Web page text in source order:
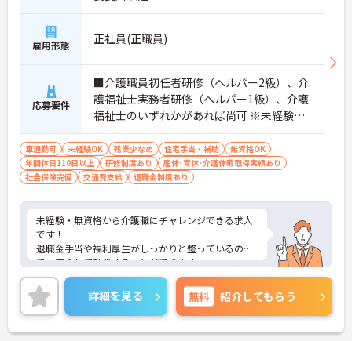
雇用形態 正社員(正職員)
応募要件
■介護職員初任者研修（ヘルパー2級）、介
護福祉士実務者研修（ヘルパー1級）、介護
福祉士のいずれかがあれば尚可 ※未経験、
無資格相談可
車通勤可 未経験OK 残業少なめ 住宅手当・補助
無資格OK
年間休日110日以上
研修制度あり
産休･育休･介護休暇取得実績あり
社会保険完備
交通費支給 退職金制度あり
未経験・無資格から介護職にチャレンジできる求人
です！
退職金手当や福利厚生がしっかりと整っているの
で、安心して就業することができます。
また賞与5.0か月分支給実績あり！頑張った分だけ評
価される環境です◎
ご興味ある方には、面接対策ポイントなど、さらに
詳細をお話しいたしますのでお気軽にご相談くださ
い！
詳細を見る 無料 紹介してもらう